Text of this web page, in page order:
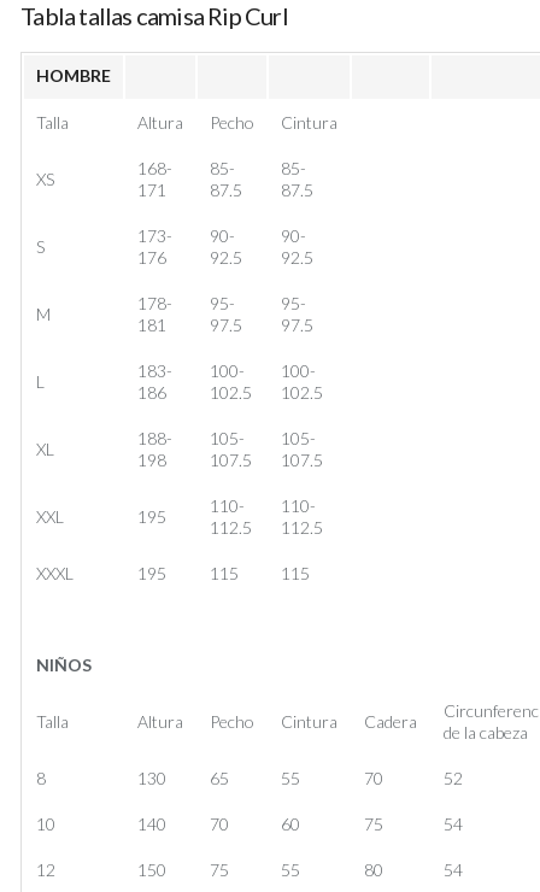
Tabla tallas camisa Rip Curl
HOMBRE
Talla Altura Pecho Cintura
XS
168-
171
85-
87.5
85-
87.5
S
173-
176
90-
92.5
90-
92.5
M
178-
181
95-
97.5
95-
97.5
L
183-
186
100-
102.5
100-
102.5
XL
188-
198
105-
107.5
105-
107.5
XXL 195
110-
112.5
110-
112.5
XXXL 195 115 115
NIÑOS
Talla Altura Pecho Cintura Cadera
de la cabeza
8 130 65 55 70 52
10 140 70 60 75 54
12 150 75 55 80 54